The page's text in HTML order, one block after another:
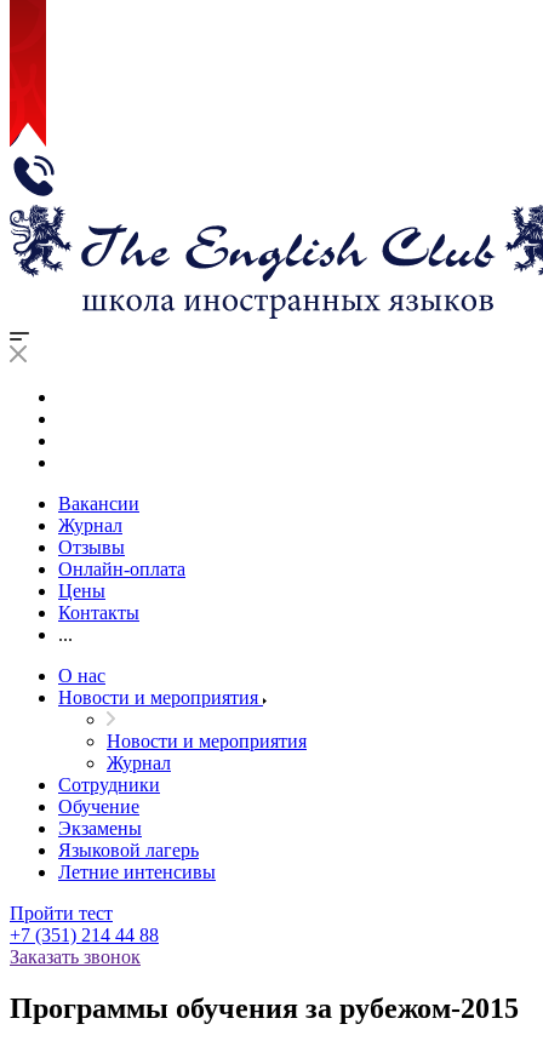
Вакансии
Журнал
Отзывы
Онлайн-оплата
Цены
Контакты
...
О нас
Новости и мероприятия
Новости и мероприятия
Журнал
Сотрудники
Обучение
Экзамены
Языковой лагерь
Летние интенсивы
Пройти тест
+7 (351) 214 44 88
Заказать звонок
Программы обучения за рубежом-2015